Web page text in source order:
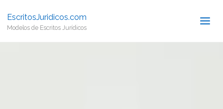
EscritosJuridicos.com
Modelos de Escritos Jurídicos